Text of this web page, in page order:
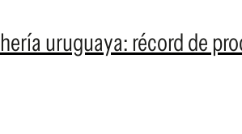
uruguaya: récord de